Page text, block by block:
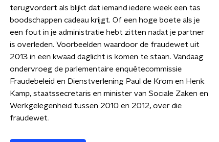
terugvordert als blijkt dat iemand iedere week een tas
boodschappen cadeau krijgt. Of een hoge boete als je
een fout in je administratie hebt zitten nadat je partner
is overleden. Voorbeelden waardoor de fraudewet uit
2013 in een kwaad daglicht is komen te staan. Vandaag
ondervroeg de parlementaire enquêtecommissie
Fraudebeleid en Dienstverlening Paul de Krom en Henk
Kamp, staatssecretaris en minister van Sociale Zaken en
Werkgelegenheid tussen 2010 en 2012, over die
fraudewet.